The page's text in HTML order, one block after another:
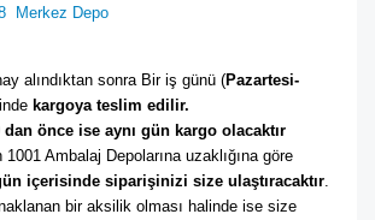
Merkez Depo
alındıktan sonra Bir iş günü (Pazartesi-
kargoya teslim edilir.
önce ise aynı gün kargo olacaktır
Ambalaj Depolarına uzaklığına göre
içerisinde siparişinizi size ulaştıracaktır.
bir aksilik olması halinde ise size